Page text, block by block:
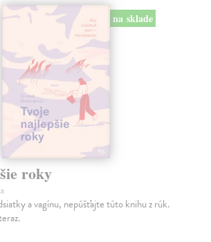
na sklade
roky
a vagínu, nepúšťajte túto knihu z rúk.